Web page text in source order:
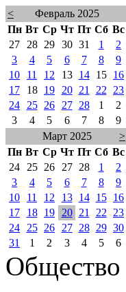
<
Февраль 2025
Пн Вт Ср Чт Пт Сб Вс
27
28 29 30 31 1
2
3
4 5 6 7 8
9
10
11 12 13 14 15
16
17
18 19 20 21 22
23
24
25 26 27 28 1
2
3
4 5 6 7 8
9
Март 2025
>
Пн Вт Ср Чт Пт Сб Вс
24
25 26 27 28 1
2
3
4 5 6 7 8
9
10
11 12 13 14 15
16
17
18 19 20 21 22
23
24
25 26 27 28 29 30
31
1 2 3 4 5 6
Общество